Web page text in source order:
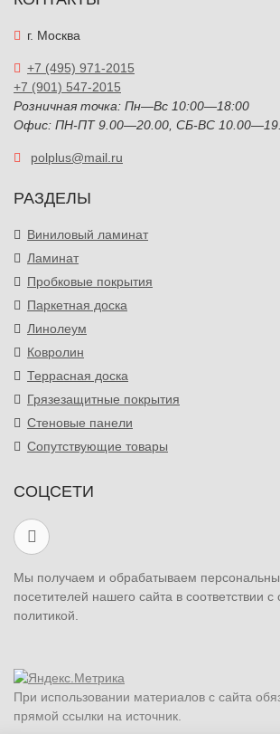
г. Москва
+7 (495) 971-2015
+7 (901) 547-2015
Розничная точка: Пн—Вс 10:00—18:00
Офис: ПН-ПТ 9.00—20.00, СБ-ВС
polplus@mail.ru
РАЗДЕЛЫ
Виниловый ламинат
Ламинат
Пробковые покрытия
Паркетная доска
Линолеум
Ковролин
Террасная доска
Грязезащитные покрытия
Стеновые панели
Сопутствующие товары
СОЦСЕТИ
Мы получаем и обрабатываем
посетителей нашего сайта в соответствии
политикой.
При использовании материалов с сайта
прямой ссылки на источник.